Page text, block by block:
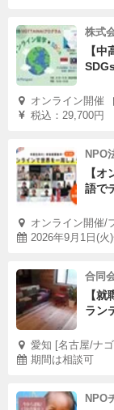
株式
【
オンライン開催
税込：29,700円
NPO
【
語で
オンライン開催/
2026年9月1日(火
合同
【
ラン
愛知 [名古屋/ナ
期間は相談可
NPO